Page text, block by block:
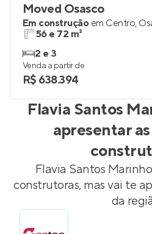
Moved Osasco
Em construção em Centro,
56 e 72 m²
2 e 3
Venda a partir de
R$ 638.394
Flavia Santos
apresentar
Flavia Santos Marinho
construtoras, mas vai te
da